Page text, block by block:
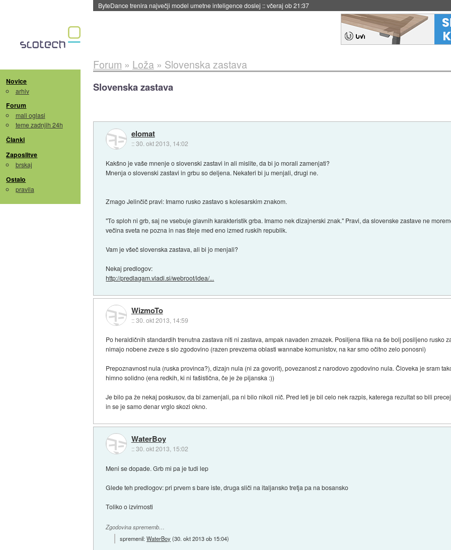
ByteDance trenira največji model umetne inteligence doslej ::včeraj ob 21:37
Novice
arhiv
Forum
mali oglasi
teme zadnjih 24h
Članki
Zaposlitve
brskaj
Ostalo
pravila
Forum » Loža» Slovenska zastava
Slovenska zastava
elomat
::30. okt 2013, 14:02
Kakšno je vaše mnenje o slovenski zastavi in ali mislite, da bi jo morali zamenjati?
Mnenja o slovenski zastavi in grbu so deljena. Nekateri bi ju menjali, drugi ne.
Zmago Jelinčič pravi: Imamo rusko zastavo s kolesarskim znakom.
"To sploh ni grb, saj ne vsebuje glavnih karakteristik grba. Imamo nek dizajnerski znak." Pravi, da slovenske zastave ne
večina sveta ne pozna in nas šteje med eno izmed ruskih republik.
Vam je všeč slovenska zastava, ali bi jo menjali?
Nekaj predlogov:
http://predlagam.vladi.si/webroot/idea/...
WizmoTo
::30. okt 2013, 14:59
Po heraldičnih standardih trenutna zastava niti ni zastava, ampak navaden zmazek. Posiljena flika na še bolj posiljeno rusko
nimajo nobene zveze s slo zgodovino (razen prevzema oblasti wannabe komunistov, na kar smo očitno zelo ponosni)
Prepoznavnost nula (ruska provinca?), dizajn nula (ni za govorit), povezanost z narodovo zgodovino nula. Človeka je sram
himno solidno (ena redkih, ki ni fašistična, če je že pijanska :))
Je bilo pa že nekaj poskusov, da bi zamenjali, pa ni bilo nikoli nič. Pred leti je bil celo nek razpis, katerega rezultat so bili
in se je samo denar vrglo skozi okno.
WaterBoy
::30. okt 2013, 15:02
Meni se dopade. Grb mi pa je tudi lep
Glede teh predlogov: pri prvem s bare iste, druga sliči na italjansko tretja pa na bosansko
Toliko o izvirnosti
Zgodovina sprememb…
spremenil:WaterBoy (30. okt 2013 ob 15:04)